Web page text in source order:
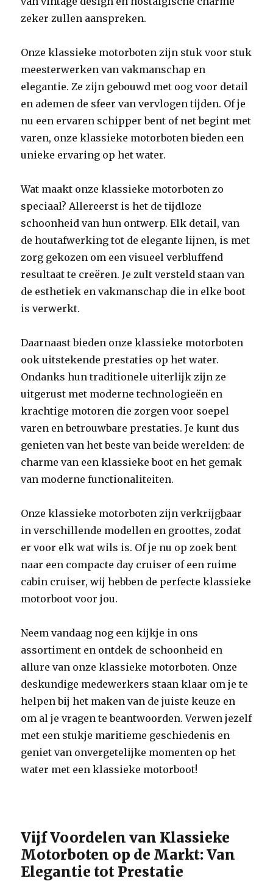
zeker zullen aanspreken.
Onze klassieke motorboten zijn stuk voor stuk
meesterwerken van vakmanschap en
elegantie. Ze zijn gebouwd met oog voor detail
en ademen de sfeer van vervlogen tijden. Of je
nu een ervaren schipper bent of net begint met
varen, onze klassieke motorboten bieden een
unieke ervaring op het water.
Wat maakt onze klassieke motorboten zo
speciaal? Allereerst is het de tijdloze
schoonheid van hun ontwerp. Elk detail, van
de houtafwerking tot de elegante lijnen, is met
zorg gekozen om een visueel verbluffend
resultaat te creëren. Je zult versteld staan van
de esthetiek en vakmanschap die in elke boot
is verwerkt.
Daarnaast bieden onze klassieke motorboten
ook uitstekende prestaties op het water.
Ondanks hun traditionele uiterlijk zijn ze
uitgerust met moderne technologieën en
krachtige motoren die zorgen voor soepel
varen en betrouwbare prestaties. Je kunt dus
genieten van het beste van beide werelden: de
charme van een klassieke boot en het gemak
van moderne functionaliteiten.
Onze klassieke motorboten zijn verkrijgbaar
in verschillende modellen en groottes, zodat
er voor elk wat wils is. Of je nu op zoek bent
naar een compacte day cruiser of een ruime
cabin cruiser, wij hebben de perfecte klassieke
motorboot voor jou.
Neem vandaag nog een kijkje in ons
assortiment en ontdek de schoonheid en
allure van onze klassieke motorboten. Onze
deskundige medewerkers staan klaar om je te
helpen bij het maken van de juiste keuze en
om al je vragen te beantwoorden. Verwen jezelf
met een stukje maritieme geschiedenis en
geniet van onvergetelijke momenten op het
water met een klassieke motorboot!
Vijf Voordelen van Klassieke
Motorboten op de Markt: Van
Elegantie tot Prestatie